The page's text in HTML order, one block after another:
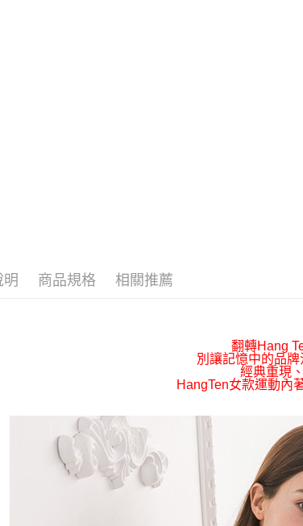
明 商品規格 相關推薦
翻轉Hang
別讓記憶中的品
經典重現
HangTen女款運動內